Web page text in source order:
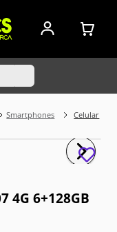
Smartphones
Celular
4G 6+128GB